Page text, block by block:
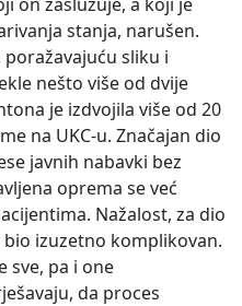
stanja, narušen.
sliku i
nešto više od dvije
je izdvojila više od 20
na UKC-u. Značajan dio
javnih nabavki bez
oprema se već
Nažalost, za dio
izuzetno komplikovan.
sve, pa i one
da proces